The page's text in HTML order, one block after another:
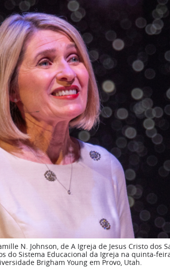
N. Johnson, de A Igreja de Jesus Cristo dos
do Sistema Educacional da Igreja na quinta-
Brigham Young em Provo, Utah.